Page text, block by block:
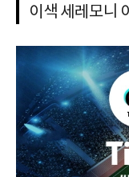
이색 세레모니